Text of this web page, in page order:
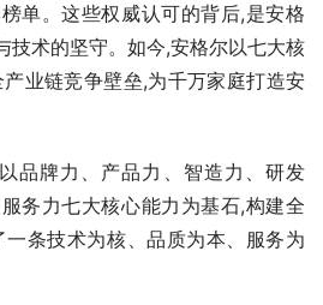
单。这些权威认可的背后,是安格
技术的坚守。如今,安格尔以七大核
业链竞争壁垒,为千万家庭打造安
品牌力、产品力、智造力、研发
务力七大核心能力为基石,构建全
条技术为核、品质为本、服务为